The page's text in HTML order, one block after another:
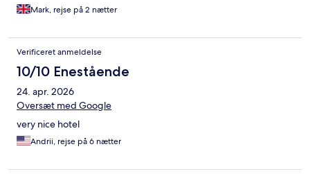
Mark, rejse på 2 nætter
Verificeret anmeldelse
10/10 Enestående
24. apr. 2026
Oversæt med Google
very nice hotel
Andrii, rejse på 6 nætter